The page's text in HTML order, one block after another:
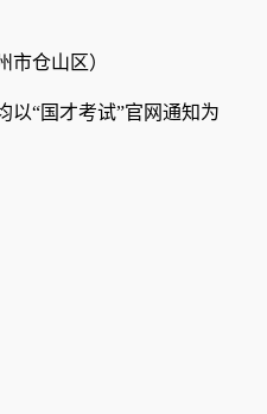
市仓山区）
以“国才考试”官网通知为